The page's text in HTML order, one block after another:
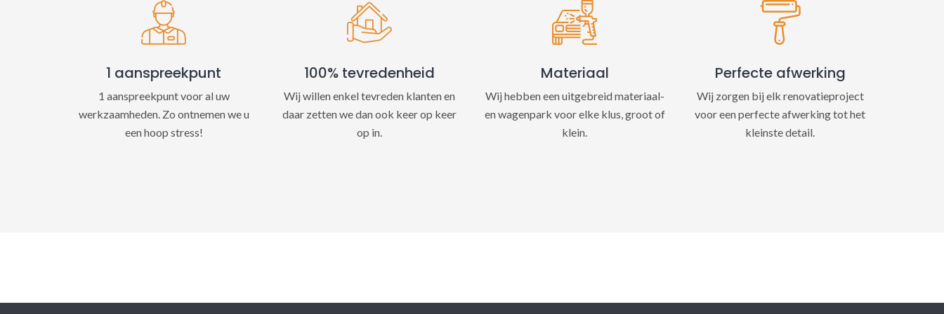
1 aanspreekpunt
1 aanspreekpunt voor al uw
werkzaamheden. Zo ontnemen we u
een hoop stress!
100% tevredenheid
Wij willen enkel tevreden klanten en
daar zetten we dan ook keer op keer
op in.
Materiaal
Wij hebben een uitgebreid materiaal-
en wagenpark voor elke klus, groot of
klein.
Perfecte afwerking
Wij zorgen bij elk renovatieproject
voor een perfecte afwerking tot het
kleinste detail.